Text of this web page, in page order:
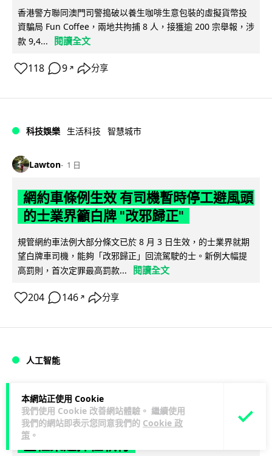
本網站正使用 Cookie
我們使用 Cookie 改善網站體驗。 繼續使用
我們的網站即表示您同意我們的 Cookie 政
策 。
香港警方聯同澳門司警搗破以養生咖啡生意包裝的虛擬貨幣投
資騙局 Fun Coffee，兩地共拘捕 8 人，接獲逾 200 宗舉報，涉
款 9,4...
閱讀全文
118 9 ↗ 分享
科技娛樂 生活科技 智慧城市
Lawton 1 日
網約車條例生效 有司機暫時停工避風頭
的士業界籲白牌 "改邪歸正"
規管網約車法例大部分條文已於 8 月 3 日生效，的士業界就期
望白牌車司機，能夠「改邪歸正」回流駕駛的士。新例大幅提
高罰則，首次定罪最高罰款...
閱讀全文
204 146 ↗ 分享
人工智能
Lawton 1 日
白宮拒測中國開放 AI 模型 業界質疑安